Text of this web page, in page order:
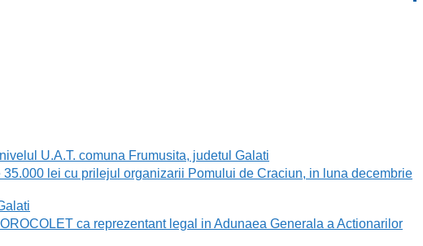
U.A.T. comuna Frumusita, judetul Galati
lei cu prilejul organizarii Pomului de Craciun, in luna decembrie
ca reprezentant legal in Adunaea Generala a Actionarilor